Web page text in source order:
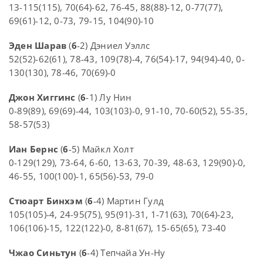
13-115(115), 70(64)-62, 76-45, 88(88)-12, 0-77(77),
69(61)-12, 0-73, 79-15, 104(90)-10
Эден Шарав (6-2) Дэниел Уэллс
52(52)-62(61), 78-43, 109(78)-4, 76(54)-17, 94(94)-40, 0-
130(130), 78-46, 70(69)-0
Джон Хиггинс (6-1) Лу Нин
0-89(89), 69(69)-44, 103(103)-0, 91-10, 70-60(52), 55-35,
58-57(53)
Иан Бернс (6-5) Майкл Холт
0-129(129), 73-64, 6-60, 13-63, 70-39, 48-63, 129(90)-0,
46-55, 100(100)-1, 65(56)-53, 79-0
Стюарт Бинхэм (6-4) Мартин Гулд
105(105)-4, 24-95(75), 95(91)-31, 1-71(63), 70(64)-23,
106(106)-15, 122(122)-0, 8-81(67), 15-65(65), 73-40
Чжао Синьтун (6-4) Тепчайа Ун-Ну